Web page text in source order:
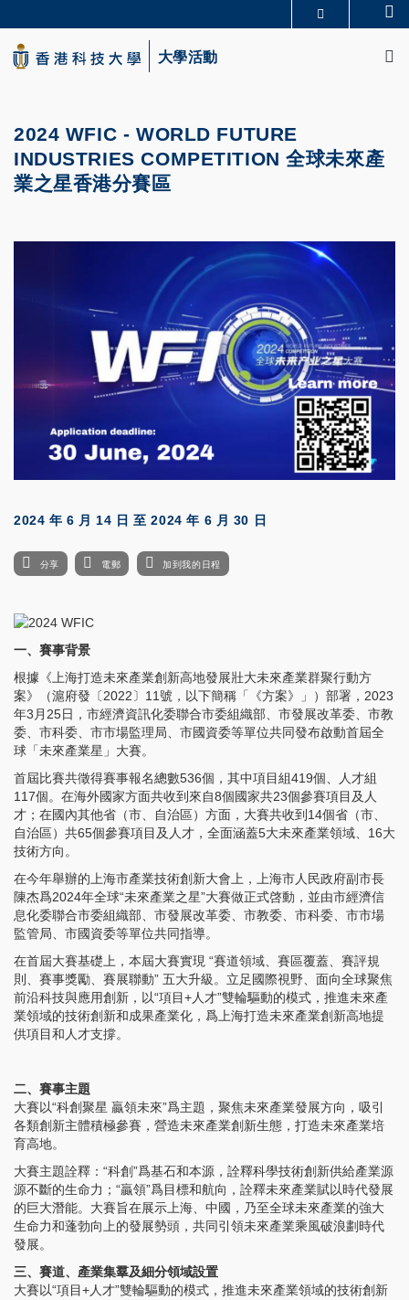
to
main
content
生活@科大
大學活動
2024 WFIC - WORLD FUTURE
INDUSTRIES COMPETITION 全球未來產
業之星香港分賽區
2024 年 6 月 14 日 至2024 年 6 月 30 日
分享 電郵 加到我的日程
一、賽事背景
根據《上海打造未來產業創新高地發展壯大未來產業群聚行動方
案》（滬府發〔2022〕11號，以下簡稱「《方案》」）部署，2023
年3月25日，市經濟資訊化委聯合市委組織部、市發展改革委、市教
委、市科委、市市場監理局、市國資委等單位共同發布啟動首屆全
球「未來產業星」大賽。
首屆比賽共徵得賽事報名總數536個，其中項目組419個、人才組
117個。在海外國家方面共收到來自8個國家共23個參賽項目及人
才；在國內其他省（市、自治區）方面，大賽共收到14個省（市、
自治區）共65個參賽項目及人才，全面涵蓋5大未來產業領域、16大
技術方向。
在今年舉辦的上海市產業技術創新大會上，上海市人民政府副市長
陳杰爲2024年全球“未來產業之星”大賽做正式啓動，並由市經濟信
息化委聯合市委組織部、市發展改革委、市教委、市科委、市市場
監管局、市國資委等單位共同指導。
在首屆大賽基礎上，本屆大賽實現 “賽道領域、賽區覆蓋、賽評規
則、賽事獎勵、賽展聯動” 五大升級。立足國際視野、面向全球聚焦
前沿科技與應用創新，以“項目+人才”雙輪驅動的模式，推進未來產
業領域的技術創新和成果產業化，爲上海打造未來產業創新高地提
供項目和人才支撐。
二、賽事主題
大賽以“科創聚星 贏領未來”爲主題，聚焦未來產業發展方向，吸引
各類創新主體積極參賽，營造未來產業創新生態，打造未來產業培
育高地。
大賽主題詮釋：“科創”爲基石和本源，詮釋科學技術創新供給產業源
源不斷的生命力；“贏領”爲目標和航向，詮釋未來產業賦以時代發展
的巨大潛能。大賽旨在展示上海、中國，乃至全球未來產業的強大
生命力和蓬勃向上的發展勢頭，共同引領未來產業乘風破浪劃時代
發展。
三、賽道、產業集羣及細分領域設置
大賽以“項目+人才”雙輪驅動的模式，推進未來產業領域的技術創新